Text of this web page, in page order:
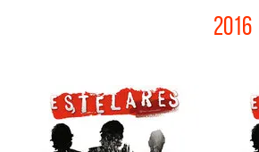
2016